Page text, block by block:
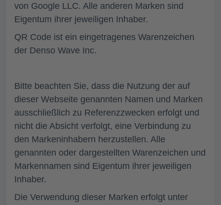
von Google LLC. Alle anderen Marken sind
Eigentum ihrer jeweiligen Inhaber.
QR Code ist ein eingetragenes Warenzeichen
der Denso Wave Inc.
Bitte beachten Sie, dass die Nutzung der auf
dieser Webseite genannten Namen und Marken
ausschließlich zu Referenzzwecken erfolgt und
nicht die Absicht verfolgt, eine Verbindung zu
den Markeninhabern herzustellen. Alle
genannten oder dargestellten Warenzeichen und
Markennamen sind Eigentum ihrer jeweiligen
Inhaber.
Die Verwendung dieser Marken erfolgt unter